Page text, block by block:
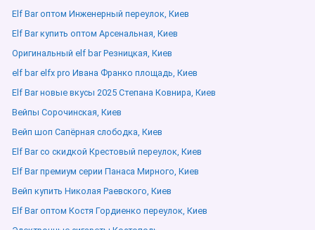
Elf Bar оптом Инженерный переулок, Киев
Elf Bar купить оптом Арсенальная, Киев
Оригинальный elf bar Резницкая, Киев
elf bar elfx pro Ивана Франко площадь, Киев
Elf Bar новые вкусы 2025 Степана Ковнира, Киев
Вейпы Сорочинская, Киев
Вейп шоп Сапёрная слободка, Киев
Elf Bar со скидкой Крестовый переулок, Киев
Elf Bar премиум серии Панаса Мирного, Киев
Вейп купить Николая Раевского, Киев
Elf Bar оптом Костя Гордиенко переулок, Киев